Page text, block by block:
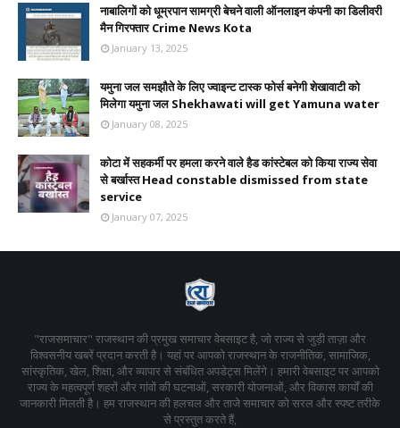
नाबालिगों को धूम्रपान सामग्री बेचने वाली ऑनलाइन कंपनी का डिलीवरी
मैन गिरफ्तार Crime News Kota
January 13, 2025
यमुना जल समझौते के लिए ज्वाइन्ट टास्क फोर्स बनेगी शेखावाटी को
मिलेगा यमुना जल Shekhawati will get Yamuna water
January 08, 2025
कोटा में सहकर्मी पर हमला करने वाले हैड कांस्टेबल को किया राज्य सेवा
से बर्खास्त Head constable dismissed from state
service
January 07, 2025
"राजसमाचार" राजस्थान की प्रमुख समाचार वेबसाइट है, जो राज्य से जुड़ी ताज़ा और
विश्वसनीय खबरें प्रदान करती है। यहां पर आपको राजस्थान के राजनीतिक, सामाजिक,
सांस्कृतिक, खेल, शिक्षा, और व्यापार से संबंधित अपडेट्स मिलेंगे। हमारी वेबसाइट पर आपको
राज्य के महत्वपूर्ण शहरों और गांवों की घटनाओं, सरकारी योजनाओं, और विकास कार्यों की
जानकारी मिलती है। हम राजस्थान की हलचल और ताजे समाचार को सरल और स्पष्ट तरीके
से प्रस्तुत करते हैं,